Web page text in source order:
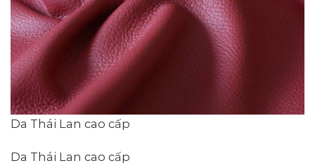
Da Thái Lan cao cấp
Da Thái Lan cao cấp